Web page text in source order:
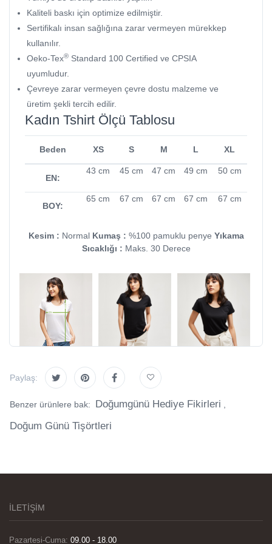
Kaliteli baskı için optimize edilmiştir.
Sertifikalı insan sağlığına zarar vermeyen mürekkep
kullanılır.
Oeko-Tex® Standard 100 Certified ve CPSIA
uyumludur.
Çevreye zarar vermeyen çevre dostu malzeme ve
üretim şekli tercih edilir.
Kadın Tshirt Ölçü Tablosu
Beden XS S M L XL
EN:
43 cm 45 cm 47 cm 49 cm 50 cm
BOY:
65 cm 67 cm 67 cm 67 cm 67 cm
Kesim : Normal Kumaş : %100 pamuklu penye Yıkama
Sıcaklığı : Maks. 30 Derece
Paylaş:
Benzer ürünlere bak: Doğumgünü Hediye Fikirleri ,
Doğum Günü Tişörtleri
İLETİŞİM
Pazartesi-Cuma: 09.00 - 18.00